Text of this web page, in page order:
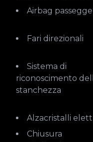
Airbag
Fari direzionali
Sistema di
riconoscimento
stanchezza
Alzacristalli
Chiusura